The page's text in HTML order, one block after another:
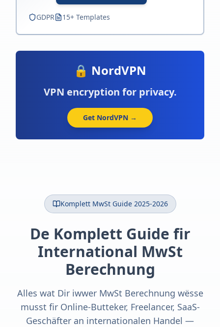
GDPR 15+ Templates
🔒 NordVPN
VPN encryption for privacy.
Get NordVPN →
Komplett MwSt Guide 2025-2026
De Komplett Guide fir
International MwSt
Berechnung
Alles wat Dir iwwer MwSt Berechnung wësse
musst fir Online-Butteker, Freelancer, SaaS-
Geschäfter an internationalen Handel —